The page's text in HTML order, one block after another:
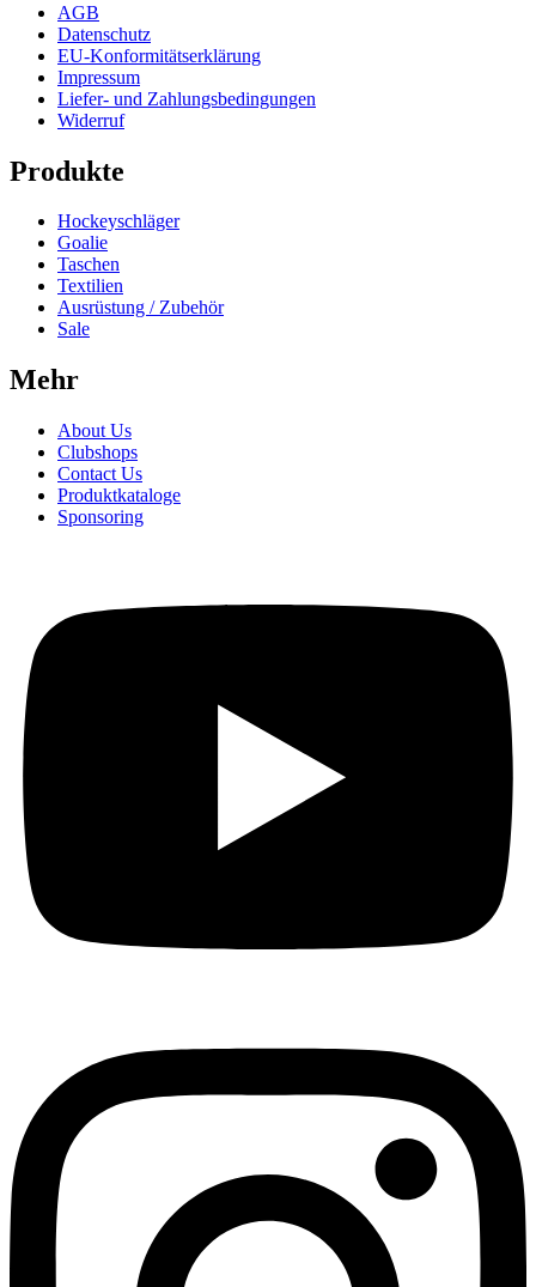
AGB
Datenschutz
EU-Konformitätserklärung
Impressum
Liefer- und Zahlungsbedingungen
Widerruf
Produkte
Hockeyschläger
Goalie
Taschen
Textilien
Ausrüstung / Zubehör
Sale
Mehr
About Us
Clubshops
Contact Us
Produktkataloge
Sponsoring